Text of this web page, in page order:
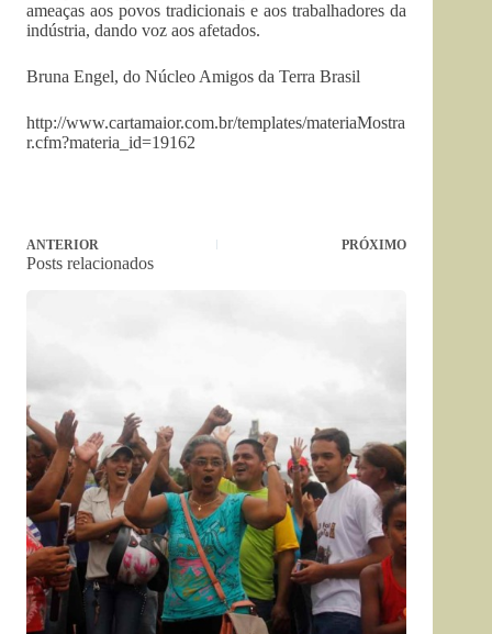
ameaças aos povos tradicionais e aos trabalhadores da
indústria, dando voz aos afetados.
Bruna Engel, do Núcleo Amigos da Terra Brasil
http://www.cartamaior.com.br/templates/materiaMostra
r.cfm?materia_id=19162
ANTERIOR PRÓXIMO
Posts relacionados